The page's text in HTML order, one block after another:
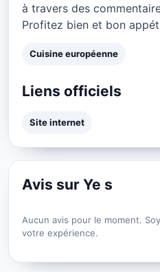
à travers des
Profitez bien et bon
Cuisine européenne
Liens officiels
Site internet
Avis sur Ye s
Aucun avis pour le moment.
votre expérience.